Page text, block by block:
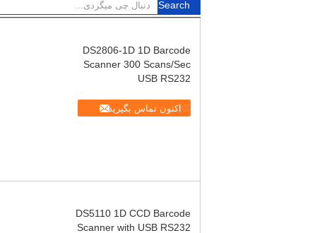
DS2806-1D 1D Barcode
Scanner 300 Scans/Sec
USB RS232
اکنون تماس بگیرید
DS5110 1D CCD Barcode
Scanner with USB RS232